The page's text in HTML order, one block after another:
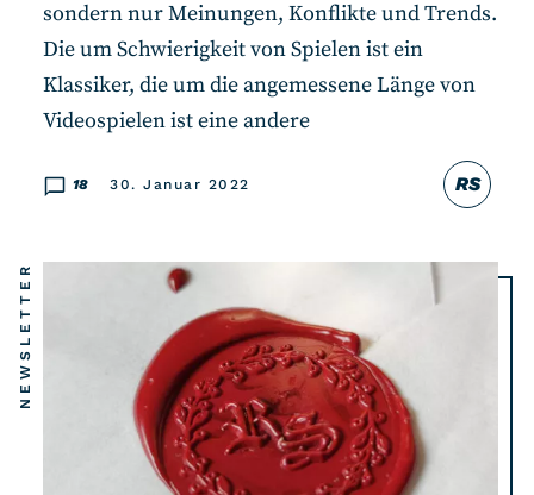
RS
18 30. Januar 2022
sondern nur Meinungen, Konflikte und Trends.
Die um Schwierigkeit von Spielen ist ein
Klassiker, die um die angemessene Länge von
Videospielen ist eine andere
NEWSLETTER